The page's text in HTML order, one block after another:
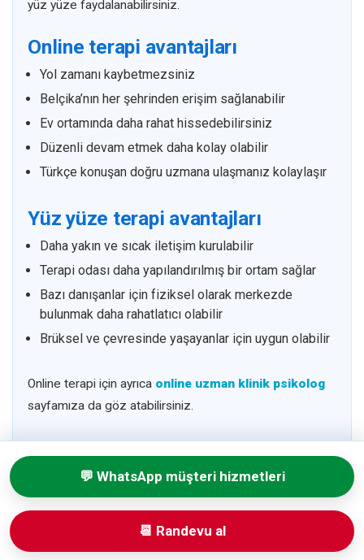
yüz yüze faydalanabilirsiniz.
Online terapi avantajları
Yol zamanı kaybetmezsiniz
Belçika’nın her şehrinden erişim sağlanabilir
Ev ortamında daha rahat hissedebilirsiniz
Düzenli devam etmek daha kolay olabilir
Türkçe konuşan doğru uzmana ulaşmanız kolaylaşır
Yüz yüze terapi avantajları
Daha yakın ve sıcak iletişim kurulabilir
Terapi odası daha yapılandırılmış bir ortam sağlar
Bazı danışanlar için fiziksel olarak merkezde
bulunmak daha rahatlatıcı olabilir
Brüksel ve çevresinde yaşayanlar için uygun olabilir
Online terapi için ayrıca online uzman klinik psikolog
sayfamıza da göz atabilirsiniz.
Belçika’da Türkçe Psikolog
Hizmeti İçin Başvuru
💬 WhatsApp müşteri hizmetleri
📆 Randevu al